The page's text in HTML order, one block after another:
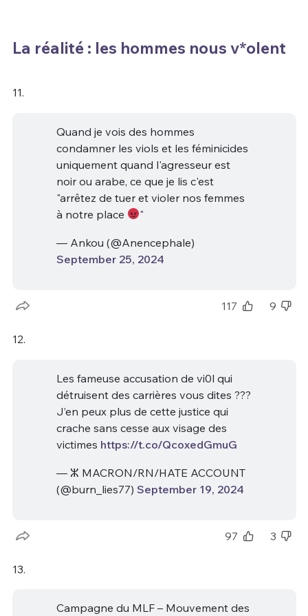
La réalité : les hommes nous v*olent
11.
Quand je vois des hommes
condamner les viols et les féminicides
uniquement quand l'agresseur est
noir ou arabe, ce que je lis c'est
"arrêtez de tuer et violer nos femmes
à notre place
"
— Ankou (@Anencephale)
September 25, 2024
117 9
12.
Les fameuse accusation de vi0l qui
détruisent des carrières vous dites ???
J’en peux plus de cette justice qui
crache sans cesse aux visage des
victimes https://t.co/QcoxedGmuG
— ⵣ MACRON/RN/HATE ACCOUNT
(@burn_lies77) September 19, 2024
97 3
13.
Campagne du MLF – Mouvement des